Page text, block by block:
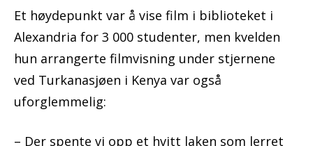
Et høydepunkt var å vise film i biblioteket i
Alexandria for 3 000 studenter, men kvelden
hun arrangerte filmvisning under stjernene
ved Turkanasjøen i Kenya var også
uforglemmelig:
– Der spente vi opp et hvitt laken som lerret